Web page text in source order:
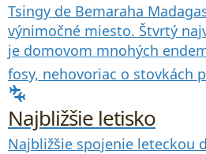
Tsingy de Bemaraha
výnimočné miesto. Štvrtý
je domovom mnohých
fosy, nehovoriac o stovkách
connecting_airports
Najbližšie letisko
Najbližšie spojenie leteckou